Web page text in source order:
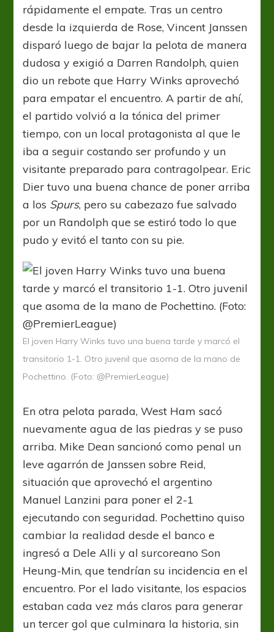
rápidamente el empate. Tras un centro
desde la izquierda de Rose, Vincent Janssen
disparó luego de bajar la pelota de manera
dudosa y exigió a Darren Randolph, quien
dio un rebote que Harry Winks aprovechó
para empatar el encuentro. A partir de ahí,
el partido volvió a la tónica del primer
tiempo, con un local protagonista al que le
iba a seguir costando ser profundo y un
visitante preparado para contragolpear. Eric
Dier tuvo una buena chance de poner arriba
a los Spurs, pero su cabezazo fue salvado
por un Randolph que se estiró todo lo que
pudo y evitó el tanto con su pie.
El joven Harry Winks tuvo una buena tarde y marcó el
transitorio 1-1. Otro juvenil que asoma de la mano de
Pochettino. (Foto: @PremierLeague)
En otra pelota parada, West Ham sacó
nuevamente agua de las piedras y se puso
arriba. Mike Dean sancionó como penal un
leve agarrón de Janssen sobre Reid,
situación que aprovechó el argentino
Manuel Lanzini para poner el 2-1
ejecutando con seguridad. Pochettino quiso
cambiar la realidad desde el banco e
ingresó a Dele Alli y al surcoreano Son
Heung-Min, que tendrían su incidencia en el
encuentro. Por el lado visitante, los espacios
estaban cada vez más claros para generar
un tercer gol que culminara la historia, sin